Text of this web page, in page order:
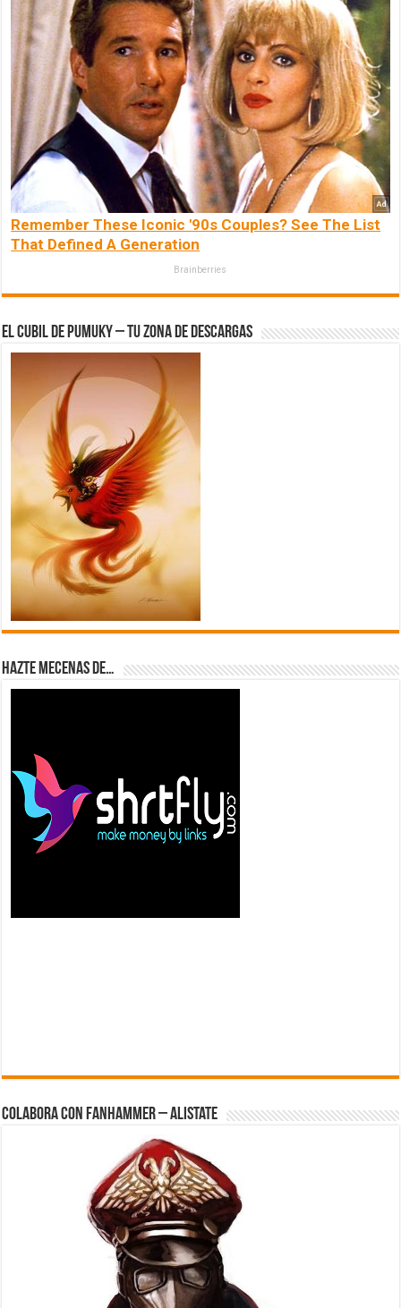
Remember These Iconic '90s Couples? See The List
That Defined A Generation
Brainberries
El Cubil de Pumuky – Tu zona de Descargas
Hazte Mecenas de…
Colabora con FanHammer – Alistate